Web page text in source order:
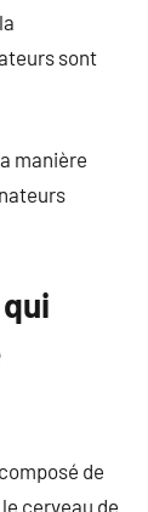
sont
manière
de
cerveau de